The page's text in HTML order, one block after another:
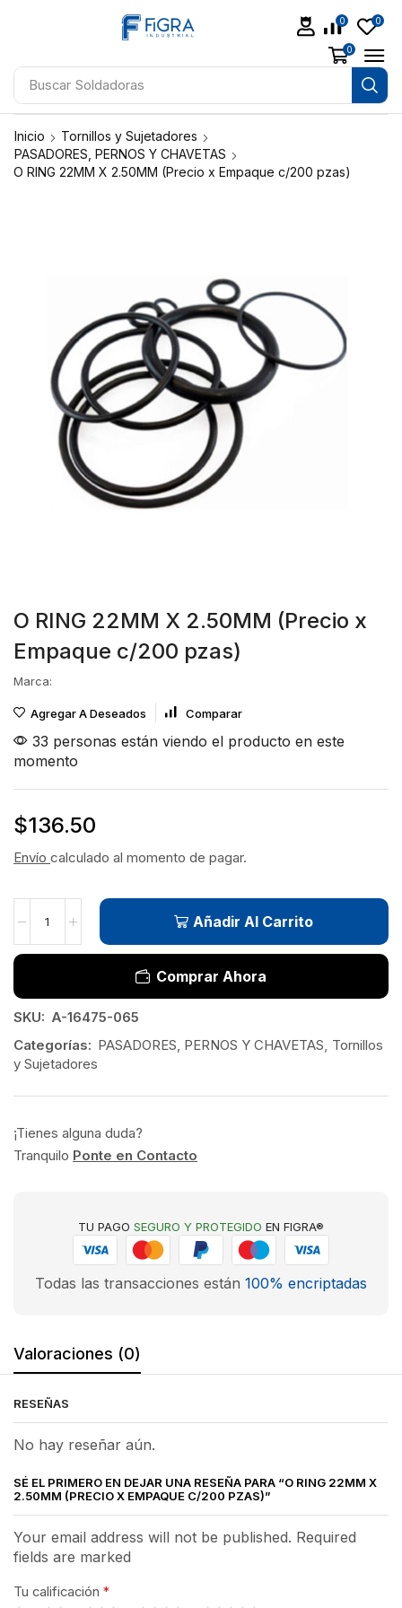
Buscar Soldadoras
0 0
0
Inicio
Tornillos y Sujetadores
PASADORES, PERNOS Y CHAVETAS
O RING 22MM X 2.50MM (Precio x Empaque c/200 pzas)
O RING 22MM X 2.50MM (Precio x
Empaque c/200 pzas)
Marca:
Agregar A Deseados Comparar
33 personas están viendo el producto en este
momento
$136.50
Envío calculado al momento de pagar.
Añadir Al Carrito
Comprar Ahora
SKU: A-16475-065
Categorías: PASADORES, PERNOS Y CHAVETAS, Tornillos
y Sujetadores
¡Tienes alguna duda?
Tranquilo Ponte en Contacto
TU PAGO SEGURO Y PROTEGIDO EN FIGRA®
Todas las transacciones están 100% encriptadas
Valoraciones (0)
RESEÑAS
No hay reseñar aún.
SÉ EL PRIMERO EN DEJAR UNA RESEÑA PARA “O RING 22MM X
2.50MM (PRECIO X EMPAQUE C/200 PZAS)”
Your email address will not be published. Required
fields are marked
Tu calificación *